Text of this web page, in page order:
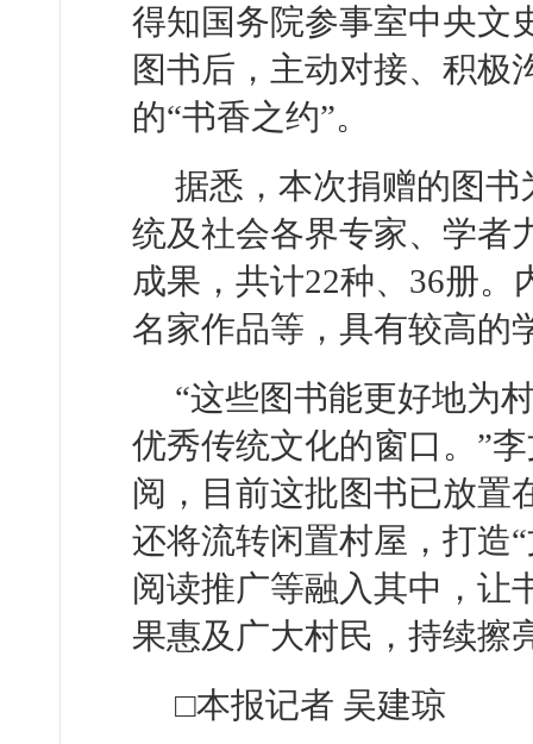
得知国务院参事室中央文
图书后，主动对接、积极
的“书香之约”。
据悉，本次捐赠的图
统及社会各界专家、学者
成果，共计22种、36册
名家作品等，具有较高的
“这些图书能更好地为
优秀传统文化的窗口。”
阅，目前这批图书已放置
还将流转闲置村屋，打造
阅读推广等融入其中，让
果惠及广大村民，持续擦
□本报记者 吴建琼